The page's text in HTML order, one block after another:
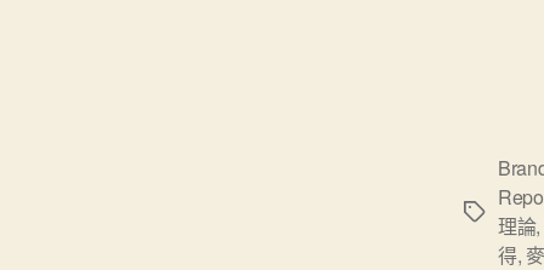
標 理論,
得,